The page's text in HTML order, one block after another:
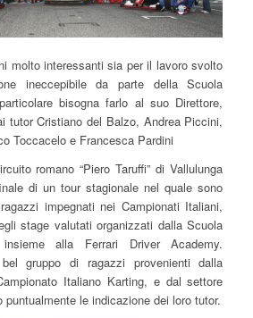
molto interessanti sia per il lavoro svolto
ineccepibile da parte della Scuola
bisogna farlo al suo Direttore,
tutor Cristiano del Balzo, Andrea Piccini,
Toccacelo e Francesca Pardini
romano “Piero Taruffi” di Vallulunga
di un tour stagionale nel quale sono
impegnati nei Campionati Italiani,
stage valutati organizzati dalla Scuola
insieme alla Ferrari Driver Academy.
gruppo di ragazzi provenienti dalla
Italiano Karting, e dal settore
puntualmente le indicazione dei loro tutor.